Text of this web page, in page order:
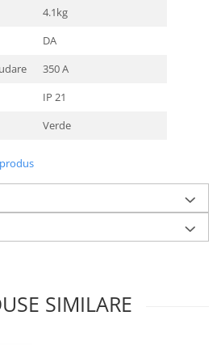
4.1kg
DA
350 A
IP 21
Verde
SIMILARE